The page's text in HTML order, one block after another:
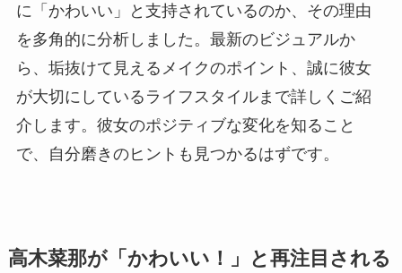
に「かわいい」と支持されているのか、その理由
を多角的に分析しました。最新のビジュアルか
ら、垢抜けて見えるメイクのポイント、誠に彼女
が大切にしているライフスタイルまで詳しくご紹
介します。彼女のポジティブな変化を知ること
で、自分磨きのヒントも見つかるはずです。
高木菜那が「かわいい！」と再注目される